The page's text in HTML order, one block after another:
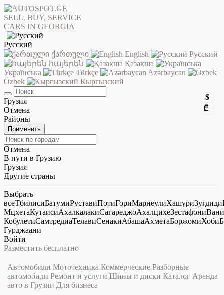
Русский
ქართული
English
Русский
հայերեն
Қазақша
Українська
Türkçe
Azərbaycan
Özbek
Кыргызский
$
₾
Грузия
Отмена
Районы
Применить
Отмена
В пути в Грузию
Грузия
Другие страны
Выбрать
всеТбилисиБатумиРуставиПотиГориМарнеулиХашуриЗугдиди
МцхетаКутаисиАхалкалакиСагареджоАхалцихеЗестафониВани
КобулетиСамтредиаТелавиСенакиАбашаАхметаБоржомиХоби
Гурджаани
Войти
Разместить бесплатно
Автомобили Мототехника Коммерческие Разборные
автомобили Ремонт и услуги Шины и диски Каталог Аренда
авто в Грузии Для бизнеса